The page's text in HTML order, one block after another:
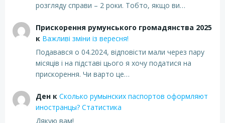
розгляду справи – 2 роки. Тобто, якщо ви…
Прискорення румунського громадянства 2025
к Важливі зміни із вересня!
Подавався о 04.2024, відповісти мали через пару
місяців і на підставі цього я хочу податися на
прискорення. Чи варто це…
Денк Сколько румынских паспортов оформляют
иностранцы? Статистика
Дякую вам!